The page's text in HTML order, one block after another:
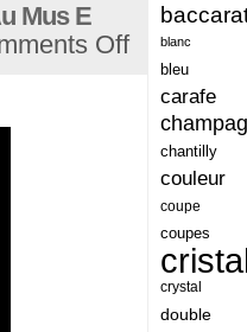
Mus E
Off
ancienne
anciennes
anciens
ancient
anecdotes
angeles
angoul
animaux
antique
blanc
bleu
carafe
chantilly
couleur
coupe
coupes
crystal
double